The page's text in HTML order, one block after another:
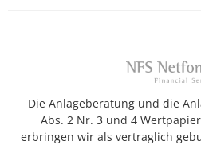
Die Anlageberatung und die
Abs. 2 Nr. 3 und 4
erbringen wir als vertraglich